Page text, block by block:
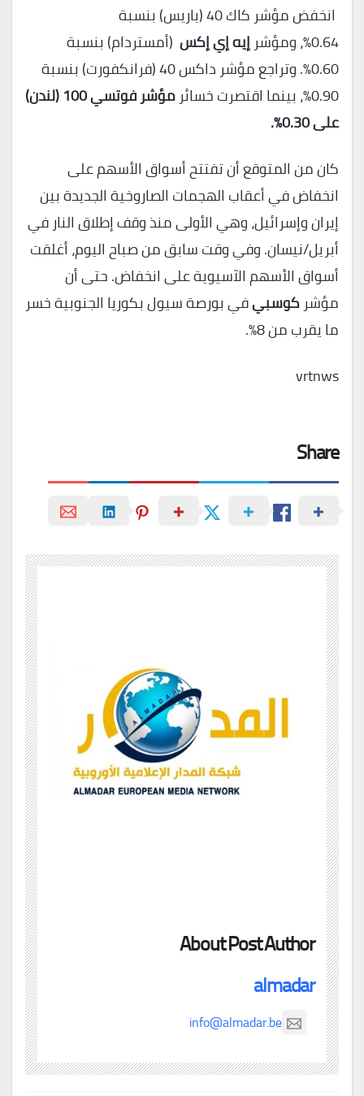
انخفض مؤشر كاك 40 (باريس) بنسبة
0.64%، ومؤشر
إيهإي إكس (أمستردام) بنسبة
0.60%. وتراجع مؤشر داكس 40 (فرانكفورت) بنسبة
0.90%، بينما اقتصرت خسائر
مؤشر فوتسي 100 (لندن)
على 0.30%.
كان من المتوقع أن تفتتح أسواق الأسهم على
انخفاض في أعقاب الهجمات الصاروخية الجديدة بين
إيران وإسرائيل، وهي الأولى منذ وقف إطلاق النار في
أبريل/نيسان. وفي وقت سابق من صباح اليوم، أغلقت
أسواق الأسهم الآسيوية على انخفاض. حتى أن
مؤشر كوسبيفي بورصة سيول بكوريا الجنوبية خسر
ما يقرب من 8%.
vrtnws
Share
About Post Author
almadar
info@almadar.be